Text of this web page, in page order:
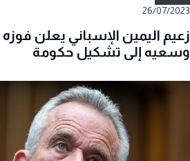
26/07/2023
زعيم اليمين الإسباني يعلن فوزه
وسعيه إلى تشكيل حكومة